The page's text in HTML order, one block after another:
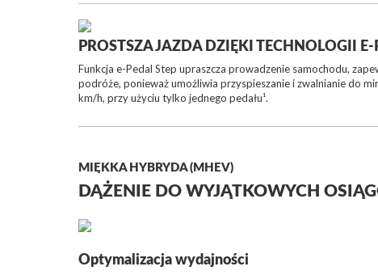
PROSTSZA JAZDA DZIĘKI TECHNOLOGII E-
Funkcja e-Pedal Step upraszcza prowadzenie samochodu,
podróże, ponieważ umożliwia przyspieszanie i zwalnianie do
km/h, przy użyciu tylko jednego pedału¹.
MIĘKKA HYBRYDA (MHEV)
DĄŻENIE DO WYJĄTKOWYCH
Optymalizacja wydajności